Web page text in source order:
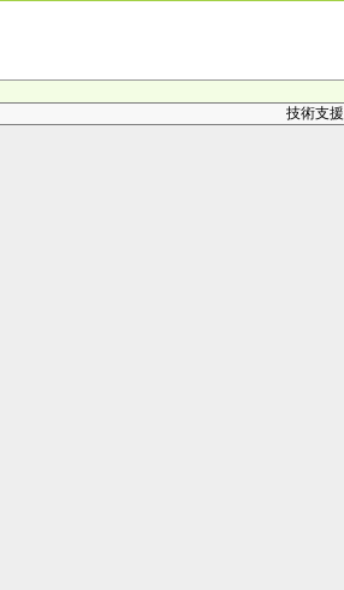
技術支援